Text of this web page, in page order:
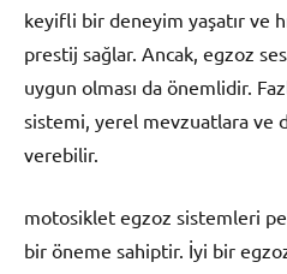
keyifli bir deneyim yaşatır ve
prestij sağlar. Ancak, egzoz
uygun olması da önemlidir.
sistemi, yerel mevzuatlara ve
verebilir.
motosiklet egzoz sistemleri
bir öneme sahiptir. İyi bir